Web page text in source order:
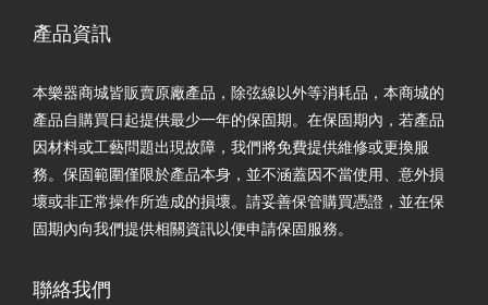
產品資訊
本樂器商城皆販賣原廠產品，除弦線以外等消耗品，本商城的
產品自購買日起提供最少一年的保固期。在保固期內，若產品
因材料或工藝問題出現故障，我們將免費提供維修或更換服
務。保固範圍僅限於產品本身，並不涵蓋因不當使用、意外損
壞或非正常操作所造成的損壞。請妥善保管購買憑證，並在保
固期內向我們提供相關資訊以便申請保固服務。
聯絡我們